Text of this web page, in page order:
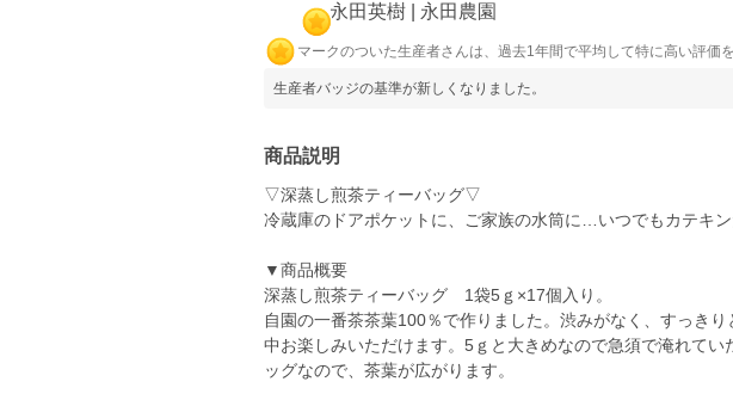
永田英樹 | 永田農園
マークのついた生産者さんは、過去1年間で平均して特に高い評価を
生産者バッジの基準が新しくなりました。
商品説明
▽深蒸し煎茶ティーバッグ▽
冷蔵庫のドアポケットに、ご家族の水筒に…いつでもカテキ
▼商品概要
深蒸し煎茶ティーバッグ 1袋5ｇ×17個入り。
自園の一番茶茶葉100％で作りました。渋みがなく、すっき
中お楽しみいただけます。5ｇと大きめなので急須で淹れて
ッグなので、茶葉が広がります。